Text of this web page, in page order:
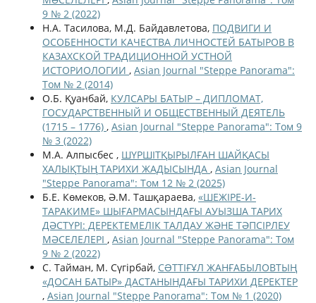
9 № 2 (2022)
Н.А. Тасилова, М.Д. Байдавлетова, ПОДВИГИ И
ОСОБЕННОСТИ КАЧЕСТВА ЛИЧНОСТЕЙ БАТЫРОВ В
КАЗАХСКОЙ ТРАДИЦИОННОЙ УСТНОЙ
ИСТОРИОЛОГИИ , Asian Journal "Steppe Panorama":
Том № 2 (2014)
О.Б. Қуанбай, КУЛСАРЫ БАТЫР – ДИПЛОМАТ,
ГОСУДАРСТВЕННЫЙ И ОБЩЕСТВЕННЫЙ ДЕЯТЕЛЬ
(1715 – 1776) , Asian Journal "Steppe Panorama": Том 9
№ 3 (2022)
М.А. Алпысбес , ШҮРШІТҚЫРЫЛҒАН ШАЙҚАСЫ
ХАЛЫҚТЫҢ ТАРИХИ ЖАДЫСЫНДА , Asian Journal
"Steppe Panorama": Том 12 № 2 (2025)
Б.Е. Көмеков, Ә.М. Ташқараева, «ШЕЖІРЕ-И-
ТАРАКИМЕ» ШЫҒАРМАСЫНДАҒЫ АУЫЗША ТАРИХ
ДӘСТҮРІ: ДЕРЕКТЕМЕЛІК ТАЛДАУ ЖӘНЕ ТӘПСІРЛЕУ
МӘСЕЛЕЛЕРІ , Asian Journal "Steppe Panorama": Том
9 № 2 (2022)
С. Тайман, М. Сүгірбай, СƏТТІҒҰЛ ЖАНҒАБЫЛОВТЫҢ
«ДОСАН БАТЫР» ДАСТАНЫНДАҒЫ ТАРИХИ ДЕРЕКТЕР
, Asian Journal "Steppe Panorama": Том № 1 (2020)